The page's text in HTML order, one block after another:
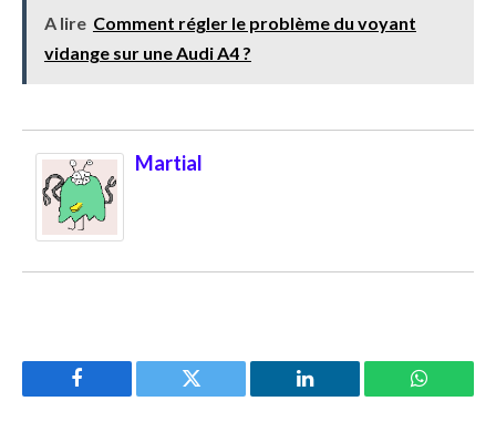
A lire Comment régler le problème du voyant
vidange sur une Audi A4 ?
Martial
Facebook Twitter LinkedIn